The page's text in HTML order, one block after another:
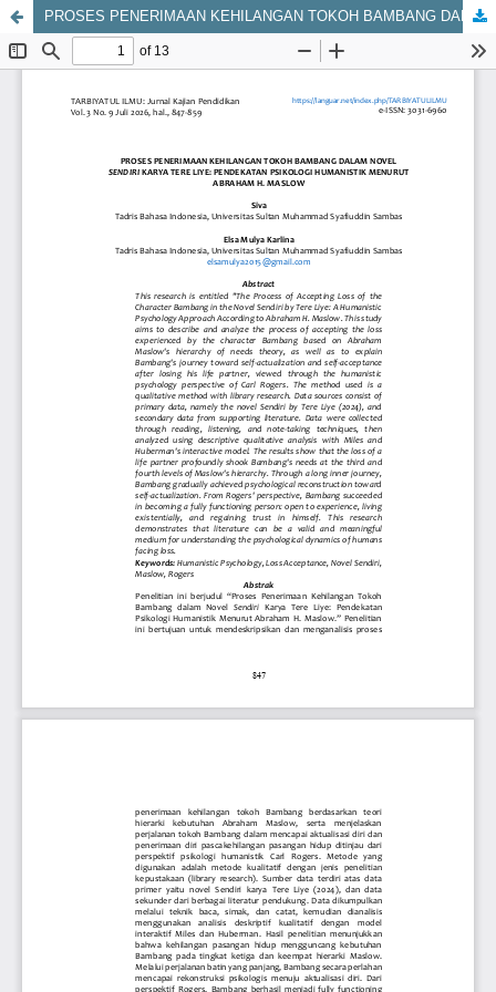
PROSES PENERIMAAN KEHILANGAN TOKOH BAMBANG DALAM NOVEL SENDIRI KARYA TERE LIYE: PENDEKATAN PSIKOLOGI HUMANISTIK MENURUT ABRAHAM H. MASLOW